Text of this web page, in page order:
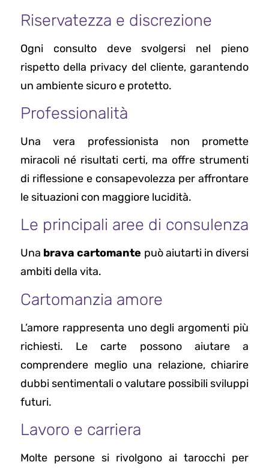
Riservatezza e discrezione
Ogni consulto deve svolgersi nel pieno
rispetto della privacy del cliente, garantendo
un ambiente sicuro e protetto.
Professionalità
Una vera professionista non promette
miracoli né risultati certi, ma offre strumenti
di riflessione e consapevolezza per affrontare
le situazioni con maggiore lucidità.
Le principali aree di consulenza
Una brava cartomante può aiutarti in diversi
ambiti della vita.
Cartomanzia amore
L’amore rappresenta uno degli argomenti più
richiesti. Le carte possono aiutare a
comprendere meglio una relazione, chiarire
dubbi sentimentali o valutare possibili sviluppi
futuri.
Lavoro e carriera
Molte persone si rivolgono ai tarocchi per